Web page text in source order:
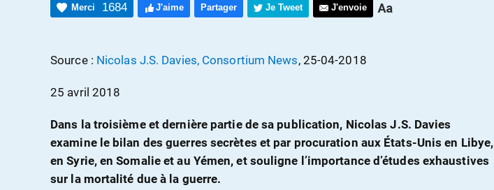
Merci 1684 J'aime Partager Je Tweet J'envoie
Source : Nicolas J.S. Davies, Consortium News, 25-04-2018
25 avril 2018
Dans la troisième et dernière partie de sa publication, Nicolas J.S. Davies
examine le bilan des guerres secrètes et par procuration aux États-Unis en Libye,
en Syrie, en Somalie et au Yémen, et souligne l’importance d’études exhaustives
sur la mortalité due à la guerre.